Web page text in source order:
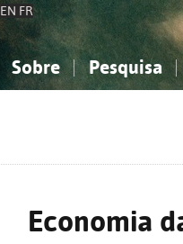
EN FR
Sobre Pesquisa
Economia